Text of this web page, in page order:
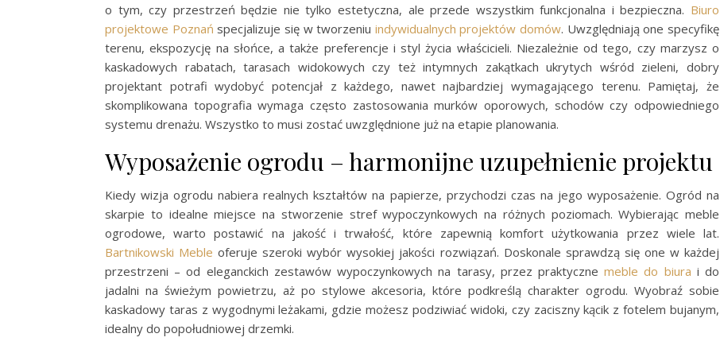
o tym, czy przestrzeń będzie nie tylko estetyczna, ale przede wszystkim funkcjonalna i bezpieczna. Biuro
projektowe Poznań specjalizuje się w tworzeniu indywidualnych projektów domów. Uwzględniają one specyfikę
terenu, ekspozycję na słońce, a także preferencje i styl życia właścicieli. Niezależnie od tego, czy marzysz o
kaskadowych rabatach, tarasach widokowych czy też intymnych zakątkach ukrytych wśród zieleni, dobry
projektant potrafi wydobyć potencjał z każdego, nawet najbardziej wymagającego terenu. Pamiętaj, że
skomplikowana topografia wymaga często zastosowania murków oporowych, schodów czy odpowiedniego
systemu drenażu. Wszystko to musi zostać uwzględnione już na etapie planowania.
Wyposażenie ogrodu – harmonijne uzupełnienie projektu
Kiedy wizja ogrodu nabiera realnych kształtów na papierze, przychodzi czas na jego wyposażenie. Ogród na
skarpie to idealne miejsce na stworzenie stref wypoczynkowych na różnych poziomach. Wybierając meble
ogrodowe, warto postawić na jakość i trwałość, które zapewnią komfort użytkowania przez wiele lat.
Bartnikowski Meble oferuje szeroki wybór wysokiej jakości rozwiązań. Doskonale sprawdzą się one w każdej
przestrzeni – od eleganckich zestawów wypoczynkowych na tarasy, przez praktycznemeble do biura i do
jadalni na świeżym powietrzu, aż po stylowe akcesoria, które podkreślą charakter ogrodu. Wyobraź sobie
kaskadowy taras z wygodnymi leżakami, gdzie możesz podziwiać widoki, czy zaciszny kącik z fotelem bujanym,
idealny do popołudniowej drzemki.